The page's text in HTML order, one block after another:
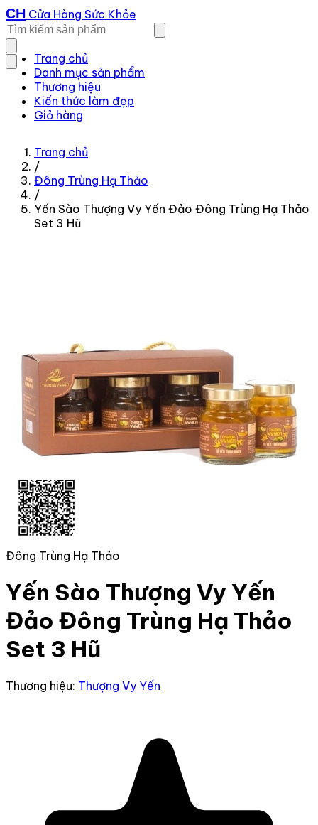
CH Cửa Hàng Sức Khỏe
Trang chủ
Danh mục sản phẩm
Thương hiệu
Kiến thức làm đẹp
Giỏ hàng
Trang chủ
/
Đông Trùng Hạ Thảo
/
Yến Sào Thượng Vy Yến Đảo Đông Trùng Hạ Thảo
Set 3 Hũ
Đông Trùng Hạ Thảo
Yến Sào Thượng Vy Yến
Đảo Đông Trùng Hạ Thảo
Set 3 Hũ
Thương hiệu: Thượng Vy Yến